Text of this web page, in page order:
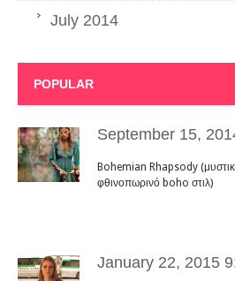
July 2014
POPULAR
September 15,
Bohemian Rhapsody
φθινοπωρινό boho στιλ)
January 22, 2015